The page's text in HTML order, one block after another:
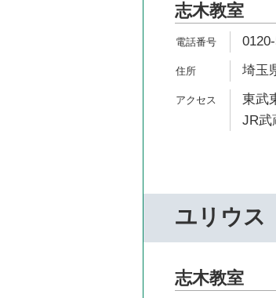
志木教室
埼玉
東武
JR武
ユリウス
志木教室